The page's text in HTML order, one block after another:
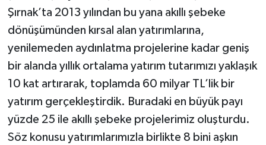
Şırnak’ta 2013 yılından bu yana akıllı şebeke
dönüşümünden kırsal alan yatırımlarına,
yenilemeden aydınlatma projelerine kadar geniş
bir alanda yıllık ortalama yatırım tutarımızı yaklaşık
10 kat artırarak, toplamda 60 milyar TL’lik bir
yatırım gerçekleştirdik. Buradaki en büyük payı
yüzde 25 ile akıllı şebeke projelerimiz oluşturdu.
Söz konusu yatırımlarımızla birlikte 8 bini aşkın